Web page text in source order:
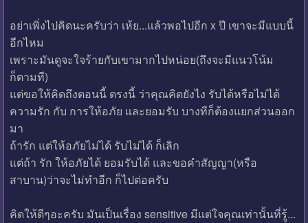
อย่าเพิ่งไปคิดนะครับว่า เห้ย...แล้วพอไปอีก x ปี เขาจะมีแบบนี้
อีกไหม
เพราะมันดูจะใจร้ายกับเขามากไปหน่อย(ถึงจะมีแนวโน้ม
ก็ตามที)
แต่ขอให้คิดถึงตอนนี้ ตรงนี้ ว่าคุณคิดยังไง รับได้หรือไม่ได้
ความรัก กับ การให้อภัย และยอมรับ บางทีก็ต้องแยกส่วนออก
มา
ถ้ารัก แต่ให้อภัยไม่ได้ รับไม่ได้ ก็เลิก
แต่ถ้า รัก ให้อภัยได้ ยอมรับได้ และขอคำสัญญา(หรือ
สาบาน)ว่าจะไม่ทำอีก ก็ไปต่อครับ
คิดให้ดีๆอะครับ มันเป็นเรื่อง sensitive มีแต่ใจคุณเท่านั้นที่รู้...